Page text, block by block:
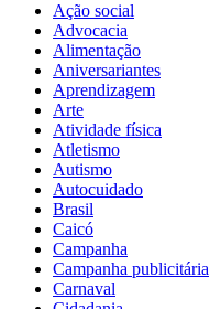
Ação social
Advocacia
Alimentação
Aniversariantes
Aprendizagem
Arte
Atividade física
Atletismo
Autismo
Autocuidado
Brasil
Caicó
Campanha
Campanha publicitária
Carnaval